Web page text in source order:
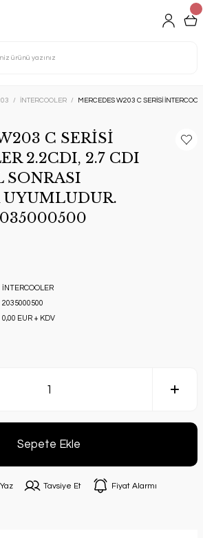
İNTERCOOLER MERCEDES W203 C SERİSİ
C SERİSİ
2.2CDI, 2.7 CDI
SONRASI
UYUMLUDUR.
İNTERCOOLER
2035000500
0,00 EUR + KDV
Sepete Ekle
Tavsiye Et Fiyat Alarmı